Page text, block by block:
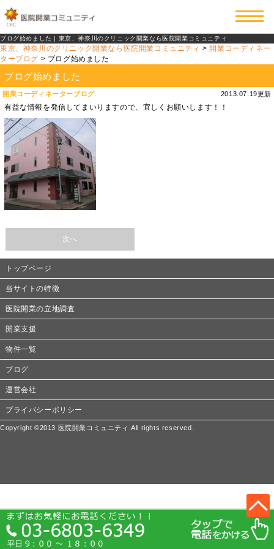
ブログ始めました | 東京、神奈川のクリニック開業なら医院開業コミュニティ
東京、神奈川のクリニック開業なら医院開業コミュニティ > 開業コーディネー
ターブログ > ブログ始めました
ブログ始めました
開業コーディネーターブログ 2013.07.19更新
有益な情報を発信してまいりますので、宜しくお願いします！！
次へ
トップページ
当サイトの特徴
医院開業の立地調査
開業支援
物件一覧
ブログ
運営会社
プライバシーポリシー
Copyright ©2013 医院開業コミュニティ.All rights reserved.